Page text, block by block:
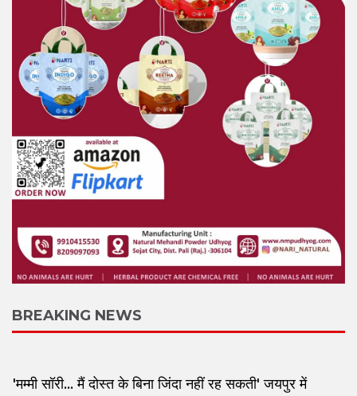
BREAKING NEWS
'मम्मी सॉरी... मैं दोस्त के बिना जिंदा नहीं रह सकती' जयपुर में